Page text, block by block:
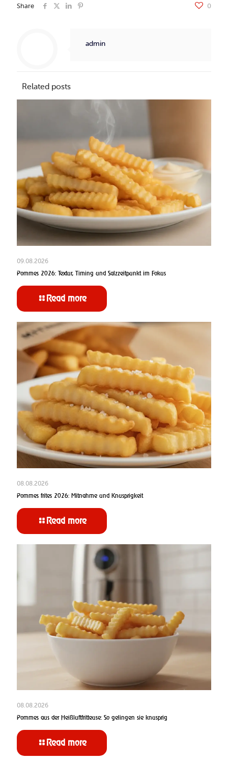
Share 0
admin
Related posts
09.08.2026
Pommes 2026: Textur, Timing und Salzzeitpunkt im Fokus
Read more
08.08.2026
Pommes frites 2026: Mitnahme und Knusprigkeit
Read more
08.08.2026
Pommes aus der Heißluftfritteuse: So gelingen sie knusprig
Read more